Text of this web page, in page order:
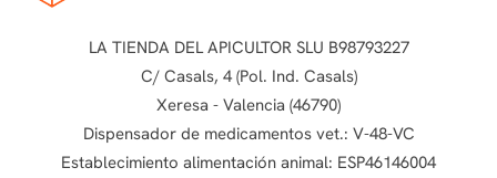
LA TIENDA DEL APICULTOR SLU B98793227
C/ Casals, 4 (Pol. Ind. Casals)
Xeresa - Valencia (46790)
Dispensador de medicamentos vet.: V-48-VC
Establecimiento alimentación animal: ESP46146004